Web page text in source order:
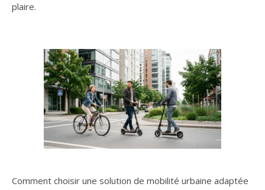
plaire.
Comment choisir une solution de mobilité urbaine adaptée